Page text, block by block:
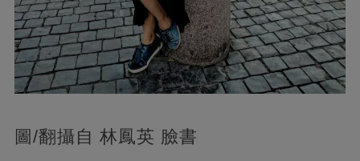
圖/翻攝自 林鳳英 臉書